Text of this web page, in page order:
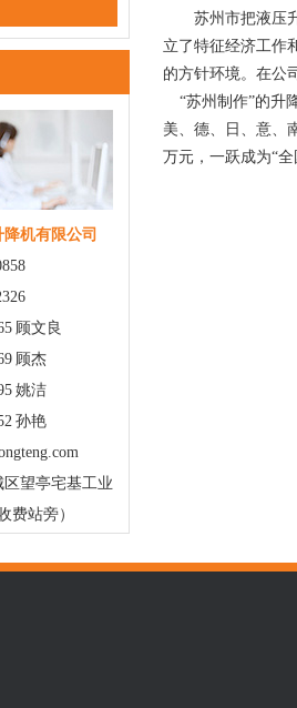
机有限公司
顾文良
顾杰
姚洁
孙艳
望亭宅基工业
费站旁）
苏州市把液压升
立了特征经济工作
的方针环境。在公
“苏州制作”的升
美、德、日、意、
万元，一跃成为“全